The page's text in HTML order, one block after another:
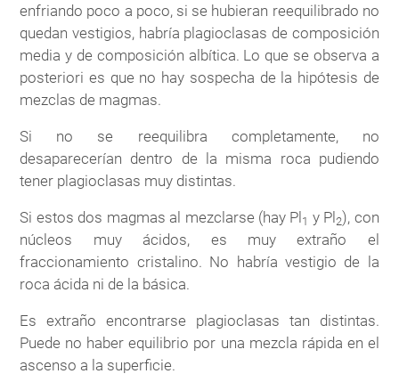
enfriando poco a poco, si se hubieran reequilibrado no
quedan vestigios, habría plagioclasas de composición
media y de composición albítica. Lo que se observa a
posteriori es que no hay sospecha de la hipótesis de
mezclas de magmas.
Si no se reequilibra completamente, no
desaparecerían dentro de la misma roca pudiendo
tener plagioclasas muy distintas.
Si estos dos magmas al mezclarse (hay Pl1 y Pl2), con
núcleos muy ácidos, es muy extraño el
fraccionamiento cristalino. No habría vestigio de la
roca ácida ni de la básica.
Es extraño encontrarse plagioclasas tan distintas.
Puede no haber equilibrio por una mezcla rápida en el
ascenso a la superficie.